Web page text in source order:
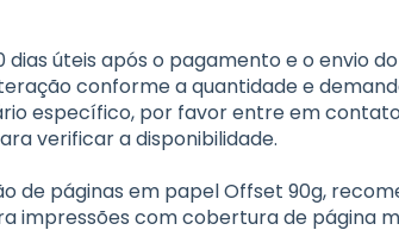
dias úteis após o pagamento e o envio
conforme a quantidade e
específico, por favor entre em
verificar a disponibilidade.
de páginas em papel Offset 90g,
impressões com cobertura de página